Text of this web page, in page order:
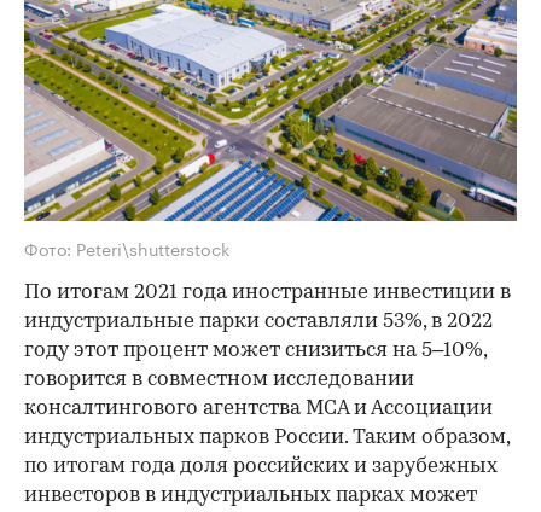
Фото: Peteri\shutterstock
По итогам 2021 года иностранные инвестиции в
индустриальные парки составляли 53%, в 2022
году этот процент может снизиться на 5–10%,
говорится в совместном исследовании
консалтингового агентства MCA и Ассоциации
индустриальных парков России. Таким образом,
по итогам года доля российских и зарубежных
инвесторов в индустриальных парках может